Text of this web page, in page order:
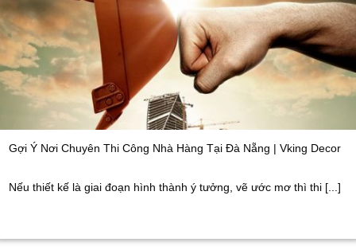
Gợi Ý Nơi Chuyên Thi Công Nhà Hàng Tại Đà Nẵng | Vking Decor
Nếu thiết kế là giai đoạn hình thành ý tưởng, vẽ ước mơ thì thi [...]